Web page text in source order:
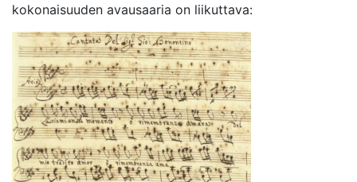
kokonaisuuden avausaaria on liikuttava: